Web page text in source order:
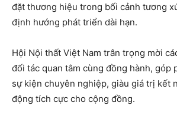
đặt thương hiệu trong bối cảnh tương
định hướng phát triển dài hạn.
Hội Nội thất Việt Nam trân trọng mời
đối tác quan tâm cùng đồng hành, góp
sự kiện chuyên nghiệp, giàu giá trị kết
động tích cực cho cộng đồng.